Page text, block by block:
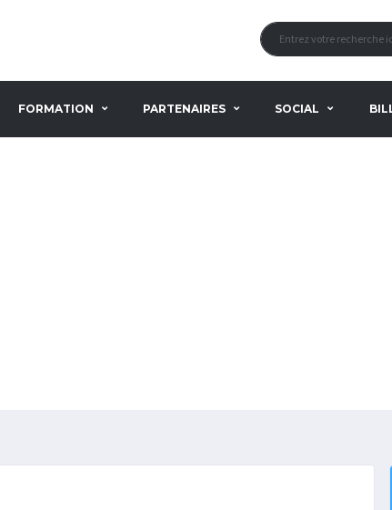
FORMATION PARTENAIRES SOCIAL